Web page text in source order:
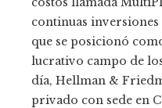
continuas
que se posicionó
lucrativo campo de
día, Hellman &
privado con sede en